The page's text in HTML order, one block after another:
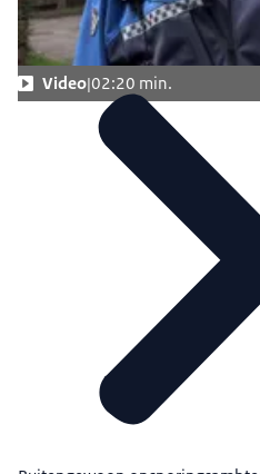
Video 02:20 min.